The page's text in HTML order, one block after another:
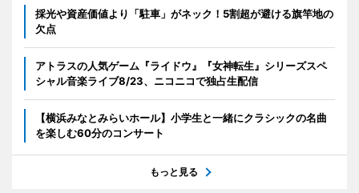
採光や資産価値より「駐車」がネック！5割超が避ける旗竿地の
欠点
アトラスの人気ゲーム『ライドウ』『女神転生』シリーズスペ
シャル音楽ライブ8/23、ニコニコで独占生配信
【横浜みなとみらいホール】小学生と一緒にクラシックの名曲
を楽しむ60分のコンサート
もっと見る